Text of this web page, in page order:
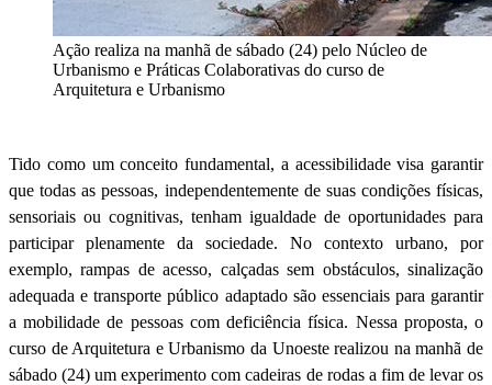
Ação realiza na manhã de sábado (24) pelo Núcleo de
Urbanismo e Práticas Colaborativas do curso de
Arquitetura e Urbanismo
Tido como um conceito fundamental, a acessibilidade visa garantir
que todas as pessoas, independentemente de suas condições físicas,
sensoriais ou cognitivas, tenham igualdade de oportunidades para
participar plenamente da sociedade. No contexto urbano, por
exemplo, rampas de acesso, calçadas sem obstáculos, sinalização
adequada e transporte público adaptado são essenciais para garantir
a mobilidade de pessoas com deficiência física. Nessa proposta, o
curso de Arquitetura e Urbanismo da Unoeste realizou na manhã de
sábado (24) um experimento com cadeiras de rodas a fim de levar os